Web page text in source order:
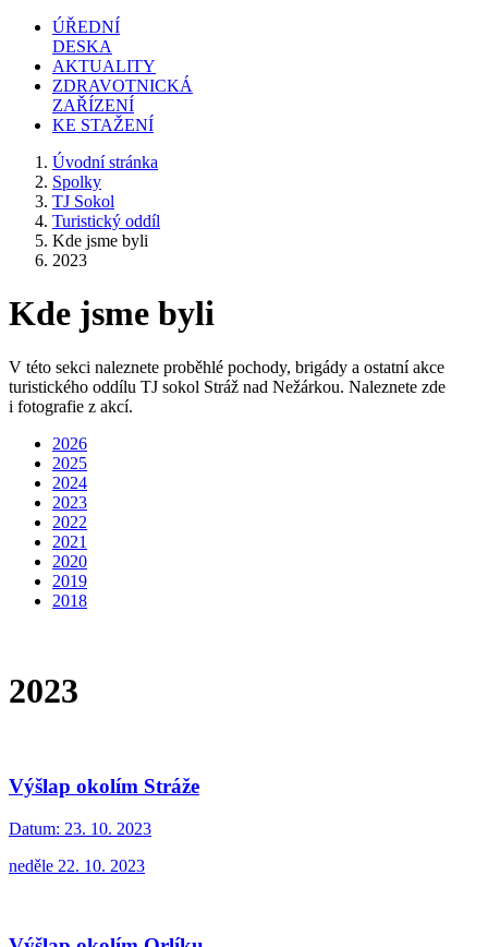
ÚŘEDNÍ
DESKA
AKTUALITY
ZDRAVOTNICKÁ
ZAŘÍZENÍ
KE STAŽENÍ
Úvodní stránka
Spolky
TJ Sokol
Turistický oddíl
Kde jsme byli
2023
Kde jsme byli
V této sekci naleznete proběhlé pochody, brigády a ostatní akce
turistického oddílu TJ sokol Stráž nad Nežárkou. Naleznete zde
i fotografie z akcí.
2026
2025
2024
2023
2022
2021
2020
2019
2018
2023
Výšlap okolím Stráže
Datum: 23. 10. 2023
neděle 22. 10. 2023